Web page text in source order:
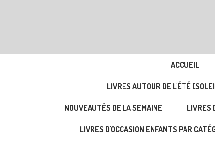
ACCUEIL
LIVRES AUTOUR DE L'ÉTÉ
NOUVEAUTÉS DE LA SEMAINE LIVRES
LIVRES D'OCCASION ENFANTS PAR